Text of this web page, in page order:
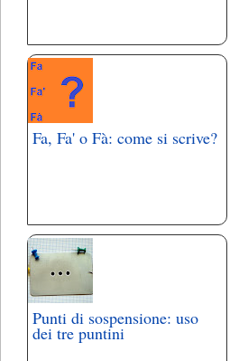
Fa, Fa' o Fà: come si scrive?
Punti di sospensione: uso
dei tre puntini